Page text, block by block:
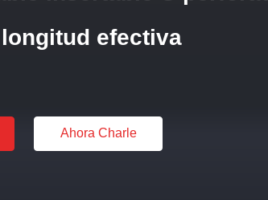
efectiva
Ahora Charle